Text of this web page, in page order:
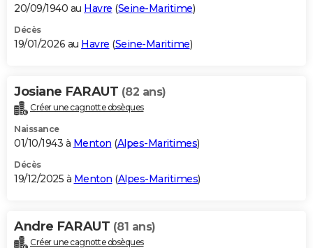
20/09/1940 au Havre (Seine-Maritime)
Décès
19/01/2026 au Havre (Seine-Maritime)
Josiane FARAUT (82 ans)
Créer une cagnotte obsèques
Naissance
01/10/1943 à Menton (Alpes-Maritimes)
Décès
19/12/2025 à Menton (Alpes-Maritimes)
Andre FARAUT (81 ans)
Créer une cagnotte obsèques